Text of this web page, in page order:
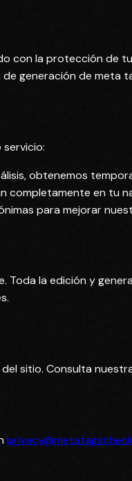
con la protección de
generación de meta
obtenemos
completamente en tu
para mejorar
Toda la edición y
sitio. Consulta